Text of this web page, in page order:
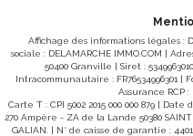
de référence des prix de
cette estimation :
sur les risques
disponibles sur le
»
Affichage des informations légales :
sociale : DELAMARCHE IMMO.COM |
50400 Granville | Siret :
Intracommunautaire : FR76534996301 |
Assurance RCP :
Carte T : CPI 5002 2015 000 000 879 |
270 Ampère - ZA de la Lande 50380
GALIAN. | N° de caisse de garantie :